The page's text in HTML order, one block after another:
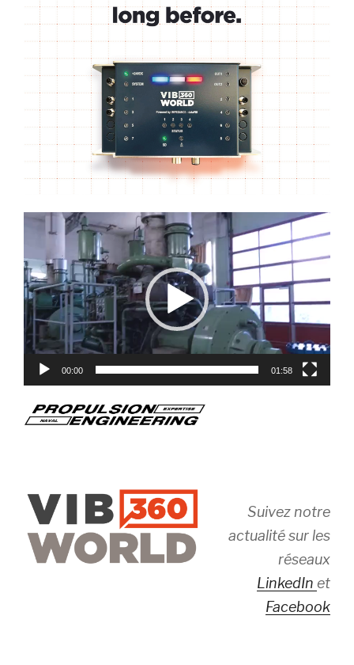
Lecteur
00:00 01:58
Suivez notre
actualité sur les
réseaux
LinkedIn et
Facebook